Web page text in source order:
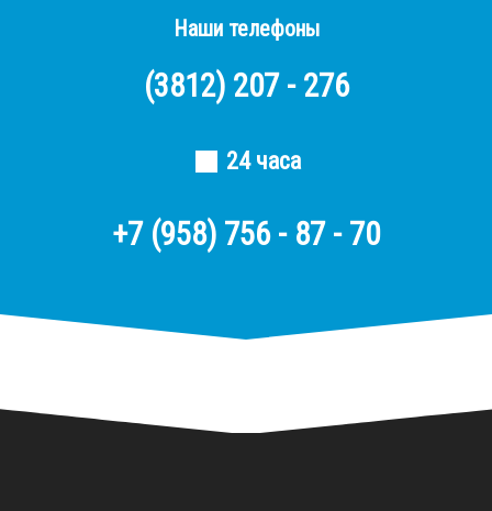
Наши телефоны
(3812) 207 - 276
24 часа
+7 (958) 756 - 87 - 70